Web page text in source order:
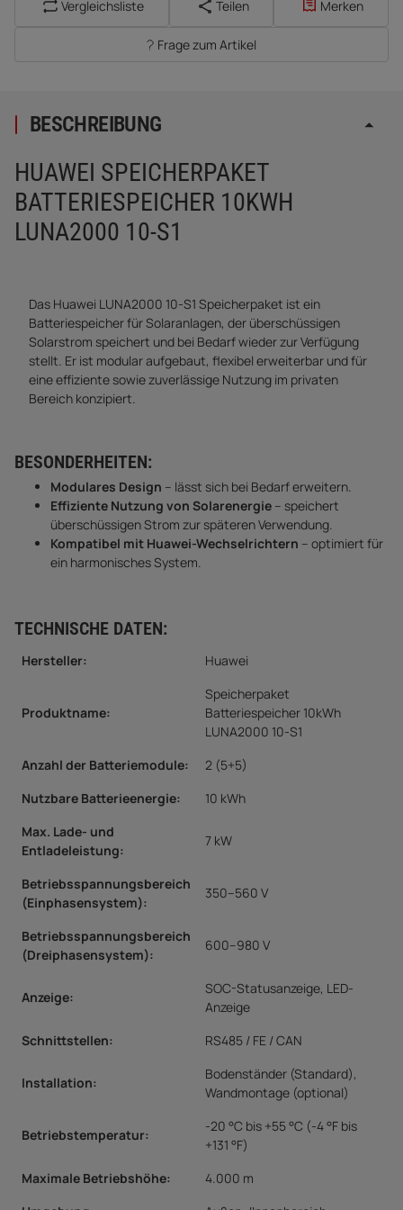
Vergleichsliste Teilen Merken
Frage zum Artikel
BESCHREIBUNG
HUAWEI SPEICHERPAKET
BATTERIESPEICHER 10KWH
LUNA2000 10-S1
Das Huawei LUNA2000 10-S1 Speicherpaket ist ein
Batteriespeicher für Solaranlagen, der überschüssigen
Solarstrom speichert und bei Bedarf wieder zur Verfügung
stellt. Er ist modular aufgebaut, flexibel erweiterbar und für
eine effiziente sowie zuverlässige Nutzung im privaten
Bereich konzipiert.
BESONDERHEITEN:
Modulares Design – lässt sich bei Bedarf erweitern.
Effiziente Nutzung von Solarenergie – speichert
überschüssigen Strom zur späteren Verwendung.
Kompatibel mit Huawei-Wechselrichtern – optimiert für
ein harmonisches System.
TECHNISCHE DATEN:
Hersteller: Huawei
Produktname:
Speicherpaket
Batteriespeicher 10kWh
LUNA2000 10-S1
Anzahl der Batteriemodule:
2 (5+5)
Nutzbare Batterieenergie:
10 kWh
Max. Lade- und
Entladeleistung:
7 kW
Betriebsspannungsbereich
(Einphasensystem):
350–560 V
Betriebsspannungsbereich
(Dreiphasensystem):
600–980 V
Anzeige:
SOC-Statusanzeige, LED-
Anzeige
Schnittstellen: RS485 / FE / CAN
Installation:
Bodenständer (Standard),
Wandmontage (optional)
Betriebstemperatur:
-20 °C bis +55 °C (-4 °F bis
+131 °F)
Maximale Betriebshöhe:
4.000 m